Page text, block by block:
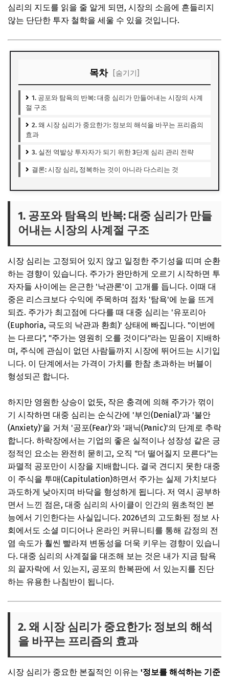
심리의 지도를 읽을 줄 알게 되면, 시장의 소음에 흔들리지
않는 단단한 투자 철학을 세울 수 있을 것입니다.
목차 [숨기기]
1. 공포와 탐욕의 반복: 대중 심리가 만들어내는 시장의 사계
절 구조
2. 왜 시장 심리가 중요한가: 정보의 해석을 바꾸는 프리즘의
효과
3. 실전 역발상 투자자가 되기 위한 3단계 심리 관리 전략
결론: 시장 심리, 정복하는 것이 아니라 다스리는 것
1. 공포와 탐욕의 반복: 대중 심리가 만들
어내는 시장의 사계절 구조
시장 심리는 고정되어 있지 않고 일정한 주기성을 띠며 순환
하는 경향이 있습니다. 주가가 완만하게 오르기 시작하면 투
자자들 사이에는 은근한 '낙관론'이 고개를 듭니다. 이때 대
중은 리스크보다 수익에 주목하며 점차 '탐욕'에 눈을 뜨게
되죠. 주가가 최고점에 다다를 때 대중 심리는 '유포리아
(Euphoria, 극도의 낙관과 환희)' 상태에 빠집니다. "이번에
는 다르다", "주가는 영원히 오를 것이다"라는 믿음이 지배하
며, 주식에 관심이 없던 사람들까지 시장에 뛰어드는 시기입
니다. 이 단계에서는 가격이 가치를 한참 초과하는 버블이
형성되곤 합니다.
하지만 영원한 상승이 없듯, 작은 충격에 의해 주가가 꺾이
기 시작하면 대중 심리는 순식간에 '부인(Denial)'과 '불안
(Anxiety)'을 거쳐 '공포(Fear)'와 '패닉(Panic)'의 단계로 추락
합니다. 하락장에서는 기업의 좋은 실적이나 성장성 같은 긍
정적인 요소는 완전히 묻히고, 오직 "더 떨어질지 모른다"는
파멸적 공포만이 시장을 지배합니다. 결국 견디지 못한 대중
이 주식을 투매(Capitulation)하면서 주가는 실제 가치보다
과도하게 낮아지며 바닥을 형성하게 됩니다. 저 역시 공부하
면서 느낀 점은, 대중 심리의 사이클이 인간의 원초적인 본
능에서 기인한다는 사실입니다. 2026년의 고도화된 정보 사
회에서도 소셜 미디어나 온라인 커뮤니티를 통해 감정의 전
염 속도가 훨씬 빨라져 변동성을 더욱 키우는 경향이 있습니
다. 대중 심리의 사계절을 대조해 보는 것은 내가 지금 탐욕
의 끝자락에 서 있는지, 공포의 한복판에 서 있는지를 진단
하는 유용한 나침반이 됩니다.
2. 왜 시장 심리가 중요한가: 정보의 해석
을 바꾸는 프리즘의 효과
시장 심리가 중요한 본질적인 이유는 '정보를 해석하는 기준